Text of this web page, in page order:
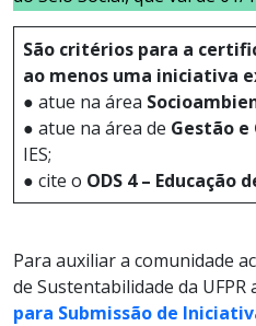
São critérios para a
ao menos uma iniciativa
● atue na área
● atue na área de Gestão
IES;
● cite o ODS 4 – Educação
Para auxiliar a comunidade
de Sustentabilidade da UFPR
para Submissão de